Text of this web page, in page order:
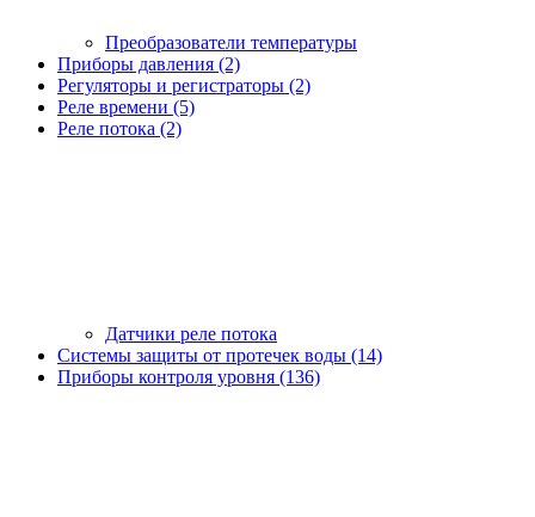
Преобразователи температуры
Приборы давления (2)
Регуляторы и регистраторы (2)
Реле времени (5)
Реле потока (2)
Датчики реле потока
Системы защиты от протечек воды (14)
Приборы контроля уровня (136)